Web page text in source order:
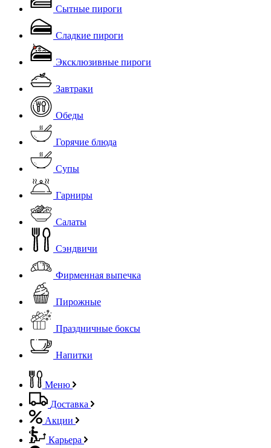
Сытные пироги
Сладкие пироги
Эксклюзивные пироги
Завтраки
Обеды
Горячие блюда
Супы
Гарниры
Салаты
Сэндвичи
Фирменная выпечка
Пирожные
Праздничные боксы
Напитки
Меню
Доставка
Акции
Карьера